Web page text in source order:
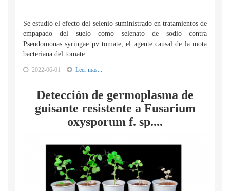
Se estudió el efecto del selenio suministrado en tratamientos de
empapado del suelo como selenato de sodio contra
Pseudomonas syringae pv tomate, el agente causal de la mota
bacteriana del tomate....
2022-06-01 Leer mas...
Detección de germoplasma de
guisante resistente a Fusarium
oxysporum f. sp....